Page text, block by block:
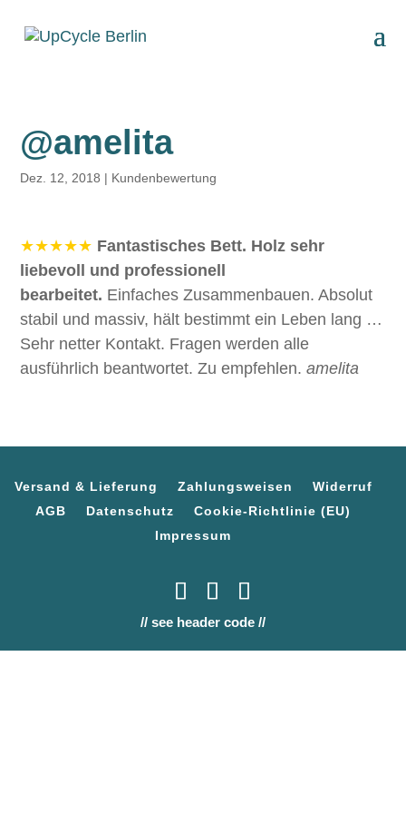
@amelita
Dez. 12, 2018 | Kundenbewertung
★★★★★ Fantastisches Bett. Holz sehr
liebevoll und professionell
bearbeitet. Einfaches Zusammenbauen. Absolut
stabil und massiv, hält bestimmt ein Leben lang …
Sehr netter Kontakt. Fragen werden alle
ausführlich beantwortet. Zu empfehlen.amelita
Versand & Lieferung Zahlungsweisen
Widerruf
AGB
Datenschutz
Cookie-Richtlinie (EU)
Impressum
// see header code //